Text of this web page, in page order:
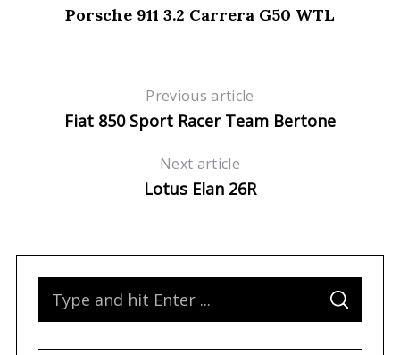
Porsche 911 3.2 Carrera G50 WTL
Previous article
Fiat 850 Sport Racer Team Bertone
Next article
Lotus Elan 26R
S
A
C